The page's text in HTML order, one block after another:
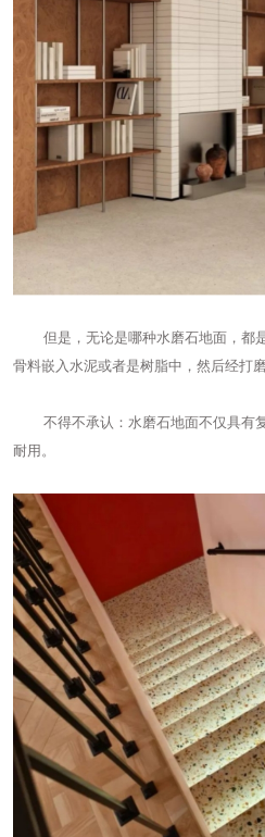
但是，无论是哪种水磨石地面，都
骨料嵌入水泥或者是树脂中，然后经打
不得不承认：水磨石地面不仅具有
耐用。